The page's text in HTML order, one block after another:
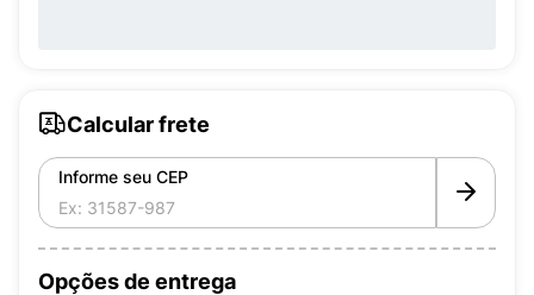
Calcular frete
Informe seu CEP
Opções de entrega